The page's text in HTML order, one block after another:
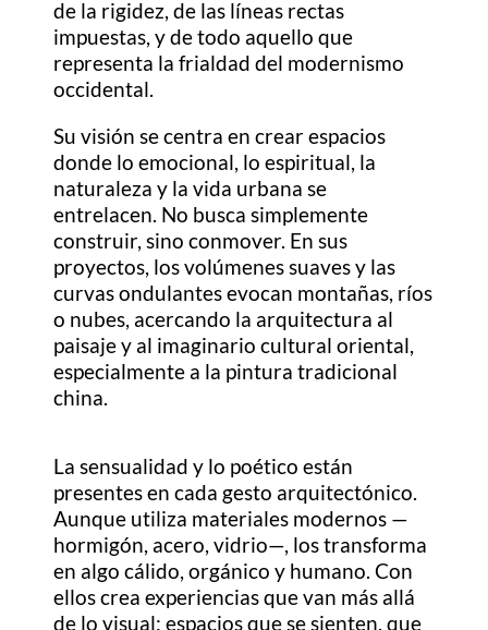
de la rigidez, de las líneas rectas
impuestas, y de todo aquello que
representa la frialdad del modernismo
occidental.
Su visión se centra en crear espacios
donde lo emocional, lo espiritual, la
naturaleza y la vida urbana se
entrelacen. No busca simplemente
construir, sino conmover. En sus
proyectos, los volúmenes suaves y las
curvas ondulantes evocan montañas, ríos
o nubes, acercando la arquitectura al
paisaje y al imaginario cultural oriental,
especialmente a la pintura tradicional
china.
La sensualidad y lo poético están
presentes en cada gesto arquitectónico.
Aunque utiliza materiales modernos —
hormigón, acero, vidrio—, los transforma
en algo cálido, orgánico y humano. Con
ellos crea experiencias que van más allá
de lo visual: espacios que se sienten, que